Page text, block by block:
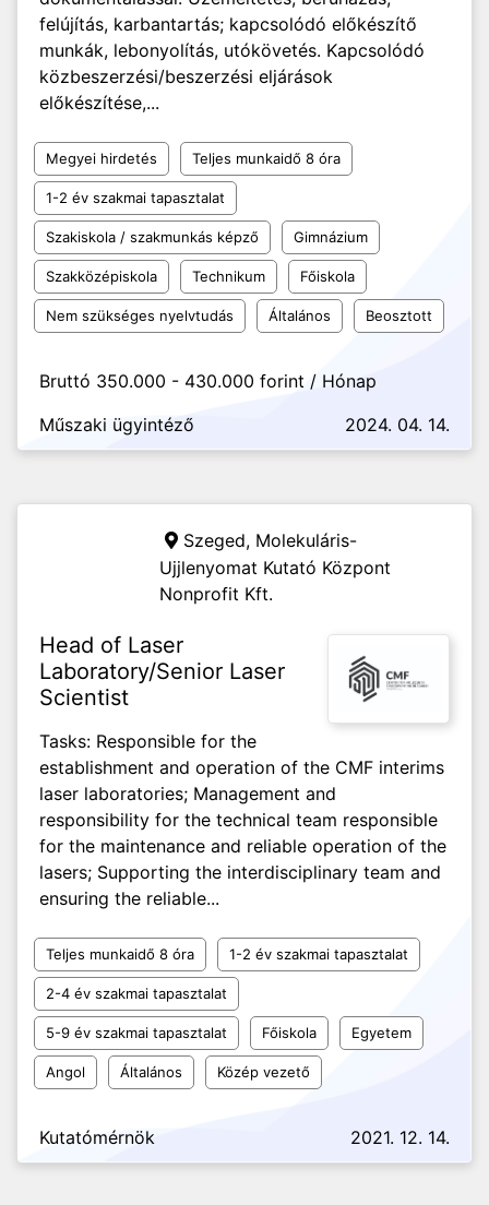
felújítás, karbantartás; kapcsolódó előkészítő
munkák, lebonyolítás, utókövetés. Kapcsolódó
közbeszerzési/beszerzési eljárások
előkészítése,...
Megyei hirdetés Teljes munkaidő 8 óra
1-2 év szakmai tapasztalat
Szakiskola / szakmunkás képző Gimnázium
Szakközépiskola Technikum Főiskola
Nem szükséges nyelvtudás Általános Beosztott
Bruttó 350.000 - 430.000 forint / Hónap
Műszaki ügyintéző
2024. 04. 14.
Szeged, Molekuláris-
Ujjlenyomat Kutató Központ
Nonprofit Kft.
Head of Laser
Laboratory/Senior Laser
Scientist
Tasks: Responsible for the
establishment and operation of the CMF interims
laser laboratories; Management and
responsibility for the technical team responsible
for the maintenance and reliable operation of the
lasers; Supporting the interdisciplinary team and
ensuring the reliable...
Teljes munkaidő 8 óra 1-2 év szakmai tapasztalat
2-4 év szakmai tapasztalat
5-9 év szakmai tapasztalat Főiskola Egyetem
Angol Általános Közép vezető
Kutatómérnök 2021. 12. 14.